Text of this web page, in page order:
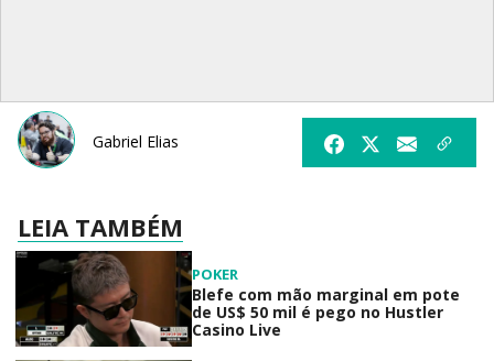
Gabriel Elias
LEIA TAMBÉM
POKER
Blefe com mão marginal em pote
de US$ 50 mil é pego no Hustler
Casino Live